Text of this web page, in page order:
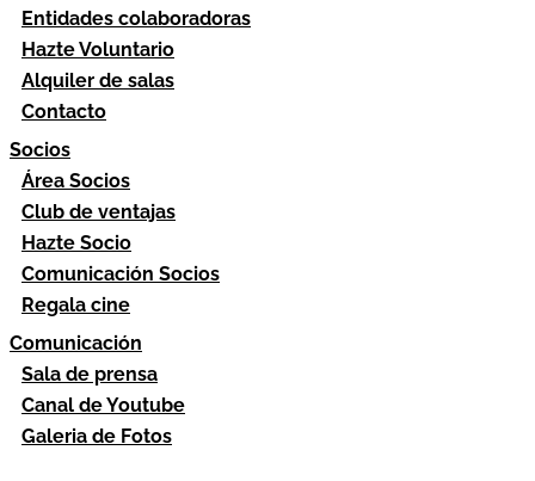
Entidades colaboradoras
Hazte Voluntario
Alquiler de salas
Contacto
Socios
Área Socios
Club de ventajas
Hazte Socio
Comunicación Socios
Regala cine
Comunicación
Sala de prensa
Canal de Youtube
Galeria de Fotos